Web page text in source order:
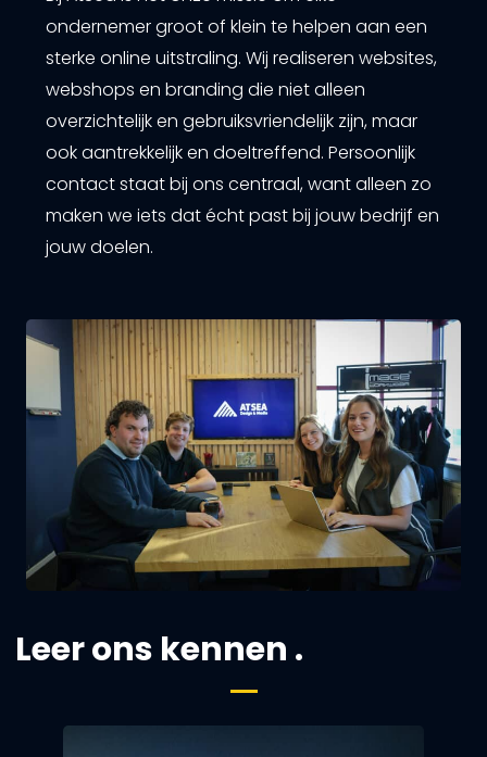
ondernemer groot of klein te helpen aan een
sterke online uitstraling. Wij realiseren websites,
webshops en branding die niet alleen
overzichtelijk en gebruiksvriendelijk zijn, maar
ook aantrekkelijk en doeltreffend. Persoonlijk
contact staat bij ons centraal, want alleen zo
maken we iets dat écht past bij jouw bedrijf en
jouw doelen.
Leer ons kennen .